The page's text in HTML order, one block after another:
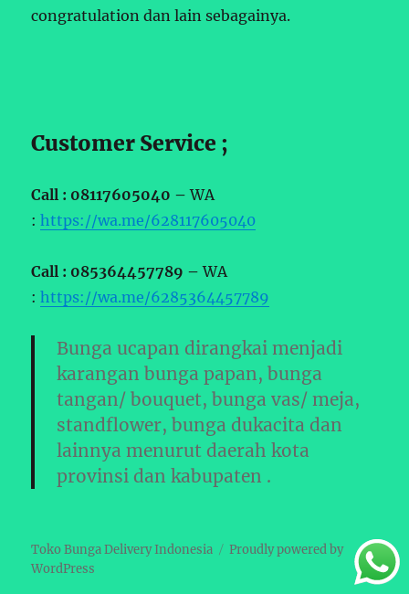
congratulation dan lain sebagainya.
Customer Service ;
Call : 08117605040 –WA
:https://wa.me/628117605040
Call : 085364457789 –WA
:https://wa.me/6285364457789
Bunga ucapan dirangkai menjadi
karangan bunga papan, bunga
tangan/ bouquet, bunga vas/ meja,
standflower, bunga dukacita dan
lainnya menurut daerah kota
provinsi dan kabupaten .
Toko Bunga Delivery Indonesia
Proudly powered by
WordPress